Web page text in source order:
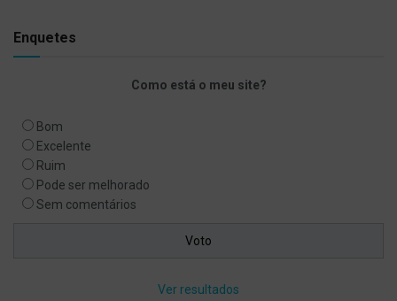
Enquetes
Como está o meu site?
Bom
Excelente
Ruim
Pode ser melhorado
Sem comentários
Ver resultados